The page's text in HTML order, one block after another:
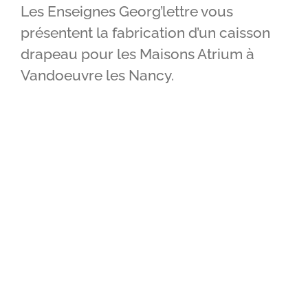
IMPRIMERIE
RÉALISATIONS
Les Enseignes Georg’lettre vous
présentent la fabrication d’un caisson
drapeau pour les Maisons Atrium à
Vandoeuvre les Nancy.